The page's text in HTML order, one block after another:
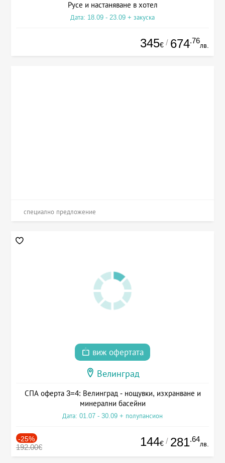
Русе и настаняване в хотел
Дата: 18.09 - 23.09 + закуска
345€ / 674.76
лв.
специално предложение
виж офертата
Велинград
СПА оферта 3=4: Велинград - нощувки, изхранване и
минерални басейни
Дата: 01.07 - 30.09 + полупансион
-25%
192.00€ 144€ / 281.64
лв.